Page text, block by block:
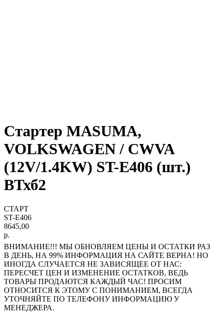
Стартер MASUMA,
VOLKSWAGEN / CWVA
(12V/1.4KW) ST-E406 (шт.)
ВТхб2
СТАРТ
ST-E406
8645,00
р.
ВНИМАНИЕ!!! МЫ ОБНОВЛЯЕМ ЦЕНЫ И ОСТАТКИ РАЗ
В ДЕНЬ, НА 99% ИНФОРМАЦИЯ НА САЙТЕ ВЕРНА! НО
ИНОГДА СЛУЧАЕТСЯ НЕ ЗАВИСЯЩЕЕ ОТ НАС:
ПЕРЕСЧЕТ ЦЕН И ИЗМЕНЕНИЕ ОСТАТКОВ, ВЕДЬ
ТОВАРЫ ПРОДАЮТСЯ КАЖДЫЙ ЧАС! ПРОСИМ
ОТНОСИТСЯ К ЭТОМУ С ПОНИМАНИЕМ, ВСЕГДА
УТОЧНЯЙТЕ ПО ТЕЛЕФОНУ ИНФОРМАЦИЮ У
МЕНЕДЖЕРА.